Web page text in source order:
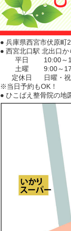
● 兵庫県西宮市伏原町
● 西宮北口駅 北出口
平日
10:00～
土曜
9:00～
定休日
日曜・
※当日予約もOK！
● ひこばえ整骨院の地